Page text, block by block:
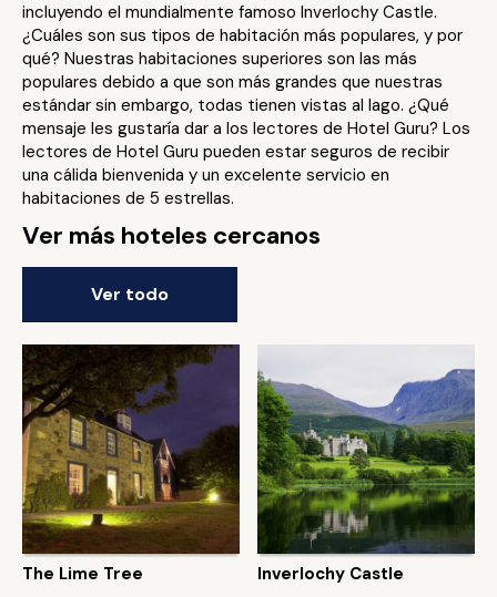
incluyendo el mundialmente famoso Inverlochy Castle.
¿Cuáles son sus tipos de habitación más populares, y por
qué? Nuestras habitaciones superiores son las más
populares debido a que son más grandes que nuestras
estándar sin embargo, todas tienen vistas al lago. ¿Qué
mensaje les gustaría dar a los lectores de Hotel Guru? Los
lectores de Hotel Guru pueden estar seguros de recibir
una cálida bienvenida y un excelente servicio en
habitaciones de 5 estrellas.
Ver más hoteles cercanos
Ver todo
The Lime Tree Inverlochy Castle